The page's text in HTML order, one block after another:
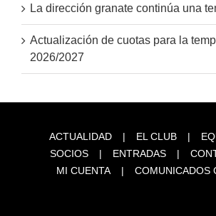
La dirección granate continúa una
Actualización de cuotas para la
2026/2027
ACTUALIDAD EL CLUB
SOCIOS
ENTRADAS
MI CUENTA
COMUNICADOS